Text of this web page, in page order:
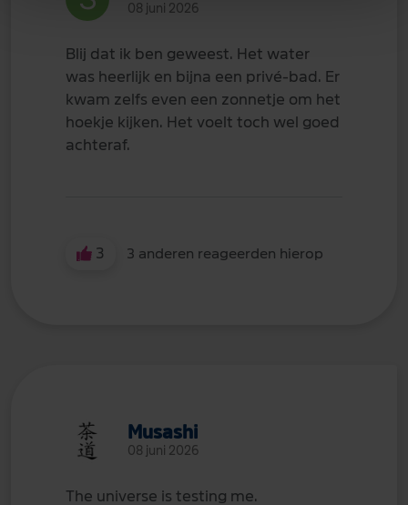
08 juni 2026
Blij dat ik ben geweest. Het water
was heerlijk en bijna een privé-bad. Er
kwam zelfs even een zonnetje om het
hoekje kijken. Het voelt toch wel goed
achteraf.
3 3 anderen reageerden hierop
Musashi
08 juni 2026
The universe is testing me.